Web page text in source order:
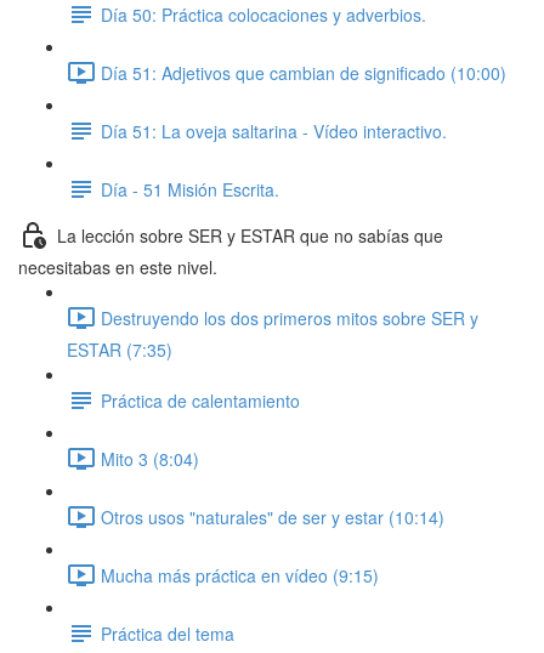
Día 50: Práctica colocaciones y adverbios.
Día 51: Adjetivos que cambian de significado (10:00)
Día 51: La oveja saltarina - Vídeo interactivo.
Día - 51 Misión Escrita.
La lección sobre SER y ESTAR que no sabías que
necesitabas en este nivel.
Destruyendo los dos primeros mitos sobre SER y
ESTAR (7:35)
Práctica de calentamiento
Mito 3 (8:04)
Otros usos "naturales" de ser y estar (10:14)
Mucha más práctica en vídeo (9:15)
Práctica del tema